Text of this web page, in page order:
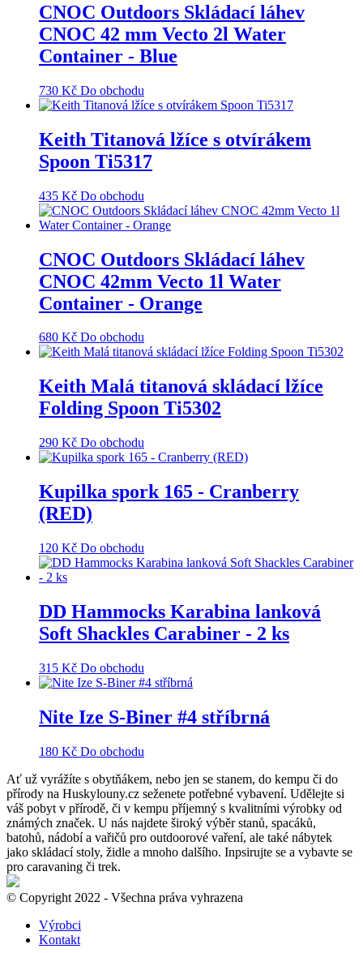
CNOC Outdoors Skládací láhev
CNOC 42 mm Vecto 2l Water
Container - Blue
730 Kč Do obchodu
Keith Titanová lžíce s otvírákem
Spoon Ti5317
435 Kč Do obchodu
CNOC Outdoors Skládací láhev
CNOC 42mm Vecto 1l Water
Container - Orange
680 Kč Do obchodu
Keith Malá titanová skládací lžíce
Folding Spoon Ti5302
290 Kč Do obchodu
Kupilka spork 165 - Cranberry
(RED)
120 Kč Do obchodu
DD Hammocks Karabina lanková
Soft Shackles Carabiner - 2 ks
315 Kč Do obchodu
Nite Ize S-Biner #4 stříbrná
180 Kč Do obchodu
Ať už vyrážíte s obytňákem, nebo jen se stanem, do kempu či do
přírody na Huskylouny.cz seženete potřebné vybavení. Udělejte si
váš pobyt v přírodě, či v kempu příjemný s kvalitními výrobky od
známých značek. U nás najdete široký výběr stanů, spacáků,
batohů, nádobí a vařičů pro outdoorové vaření, ale také nábytek
jako skládací stoly, židle a mnoho dalšího. Inpsirujte se a vybavte se
pro caravaning či trek.
© Copyright 2022 - Všechna práva vyhrazena
Výrobci
Kontakt